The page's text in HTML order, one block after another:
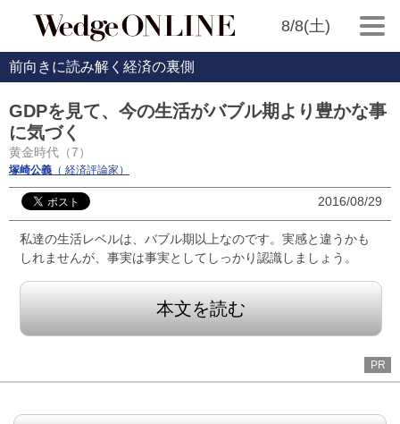
8/8(土)
前向きに読み解く経済の裏側
GDPを見て、今の生活がバブル期より豊かな事
に気づく
黄金時代（7）
塚崎公義 （ 経済評論家）
2016/08/29
私達の生活レベルは、バブル期以上なのです。実感と違うかも
しれませんが、事実は事実としてしっかり認識しましょう。
本文を読む
PR